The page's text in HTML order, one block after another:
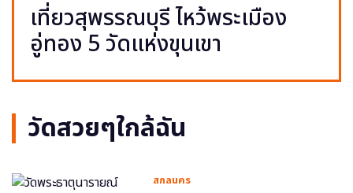
เที่ยวสุพรรณบุรี ไหว้พระเมือง
อู่ทอง 5 วัดแห่งขุนเขา
วัดสวยๆใกล้ฉัน
สกลนคร